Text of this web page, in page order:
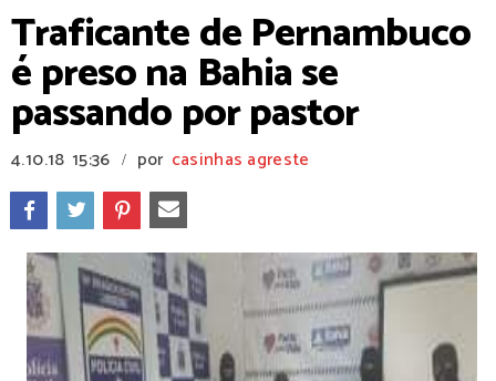
Traficante de Pernambuco
é preso na Bahia se
passando por pastor
4.10.18 15:36 / por casinhas agreste